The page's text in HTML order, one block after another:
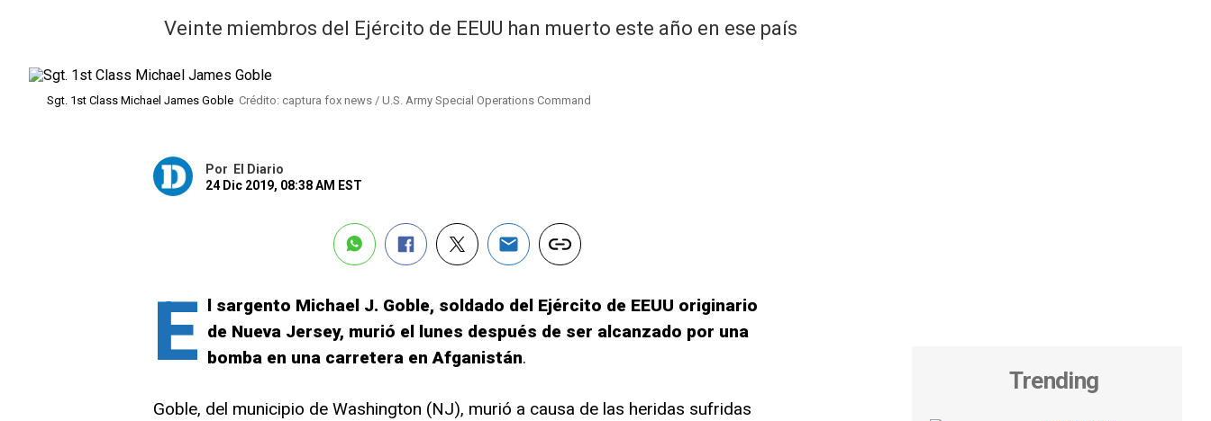
Veinte miembros del Ejército de EEUU han muerto este año en ese país
Sgt. 1st Class Michael James Goble Crédito: captura fox news / U.S. Army Special Operations Command
Por
El Diario
24 Dic 2019, 08:38 AM EST
E l sargento Michael J. Goble, soldado del Ejército de EEUU originario
de Nueva Jersey, murió el lunes después de ser alcanzado por una
bomba en una carretera en Afganistán.
Goble, del municipio de Washington (NJ), murió a causa de las heridas sufridas
Trending